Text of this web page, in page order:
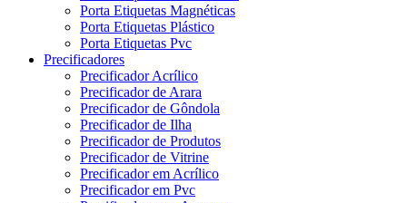
Porta Etiquetas Magnéticas
Porta Etiquetas Plástico
Porta Etiquetas Pvc
Precificadores
Precificador Acrílico
Precificador de Arara
Precificador de Gôndola
Precificador de Ilha
Precificador de Produtos
Precificador de Vitrine
Precificador em Acrílico
Precificador em Pvc